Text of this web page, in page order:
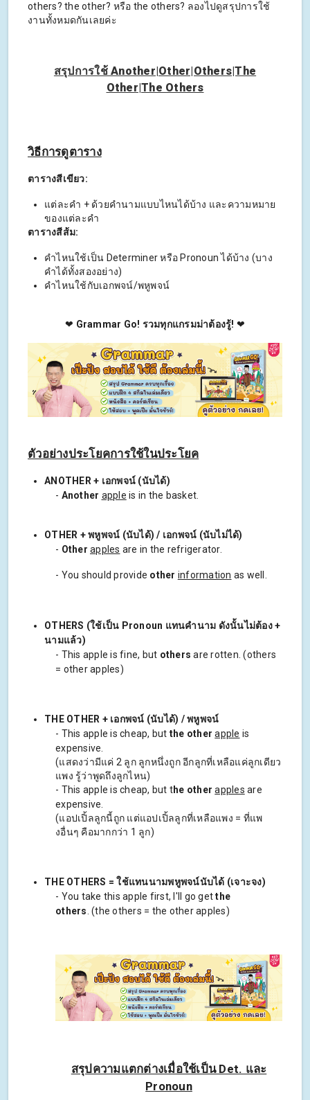
others? the other? หรือ the others? ลองไปดูสรุปการใช้
งานทั้งหมดกันเลยค่ะ
สรุปการใช้ Another|Other|Others|The
Other|The Others
วิธีการดูตาราง
ตารางสีเขียว:
แต่ละคำ + ด้วยคำนามแบบไหนได้บ้าง และความหมาย
ของแต่ละคำ
ตารางสีส้ม:
คำไหนใช้เป็น Determiner หรือ Pronoun ได้บ้าง (บาง
คำได้ทั้งสองอย่าง)
คำไหนใช้กับเอกพจน์/พหูพจน์
❤ Grammar Go! รวมทุกแกรมม่าต้องรู้! ❤
ตัวอย่างประโยคการใช้ในประโยค
ANOTHER + เอกพจน์ (นับได้)
- Another apple is in the basket.
OTHER + พหูพจน์ (นับได้) / เอกพจน์ (นับไม่ได้)
- Other apples are in the refrigerator.
- You should provide other information as well.
OTHERS (ใช้เป็น Pronoun แทนคำนาม ดังนั้นไม่ต้อง +
นามแล้ว)
- This apple is fine, but others are rotten. (others
= other apples)
THE OTHER + เอกพจน์ (นับได้) / พหูพจน์
- This apple is cheap, but the other apple is
expensive.
(แสดงว่ามีแค่ 2 ลูก ลูกหนึ่งถูก อีกลูกที่เหลือแค่ลูกเดียว
แพง รู้ว่าพูดถึงลูกไหน)
- This apple is cheap, but the other apples are
expensive.
(แอปเปิ้ลลูกนี้ถูก แต่แอปเปิ้ลลูกที่เหลือแพง = ที่แพ
งอื่นๆ คือมากกว่า 1 ลูก)
THE OTHERS = ใช้แทนนามพหูพจน์นับได้ (เจาะจง)
- You take this apple first, I'll go getthe
others . (the others = the other apples)
สรุปความแตกต่างเมื่อใช้เป็น Det. และ
Pronoun